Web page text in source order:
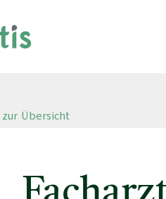
Übersicht